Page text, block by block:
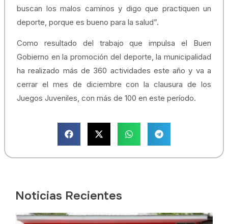
buscan los malos caminos y digo que practiquen un
deporte, porque es bueno para la salud”.
Como resultado del trabajo que impulsa el Buen
Gobierno en la promoción del deporte, la municipalidad
ha realizado más de 360 actividades este año y va a
cerrar el mes de diciembre con la clausura de los
Juegos Juveniles, con más de 100 en este período.
Noticias Recientes